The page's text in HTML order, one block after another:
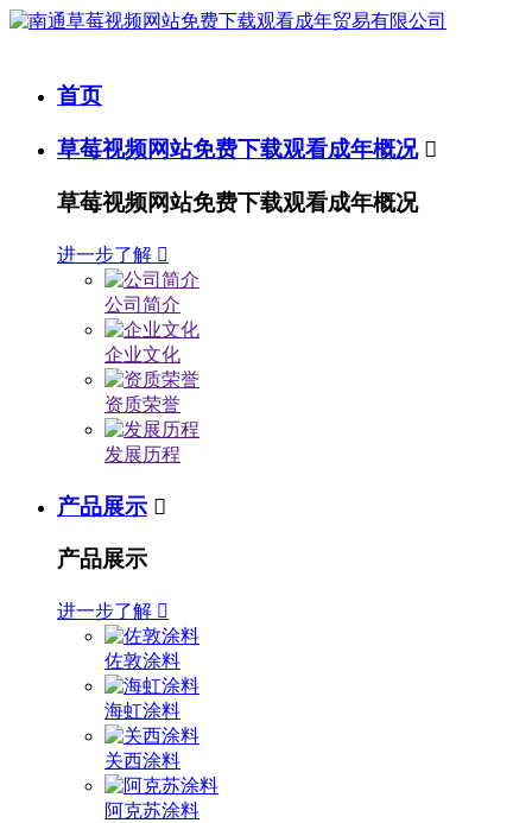
首页
草莓视频网站免费下载观看成年概况 
草莓视频网站免费下载观看成年概况
进一步了解 
公司简介
企业文化
资质荣誉
发展历程
产品展示 
产品展示
进一步了解 
佐敦涂料
海虹涂料
关西涂料
阿克苏涂料